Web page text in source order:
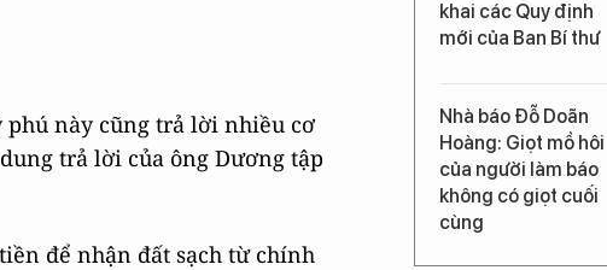
này cũng trả lời nhiều cơ
trả lời của ông Dương tập
để nhận đất sạch từ chính
khai các Quy định
mới của Ban Bí thư
Nhà báo Đỗ Doãn
Hoàng: Giọt mồ hôi
của người làm báo
không có giọt cuối
cùng